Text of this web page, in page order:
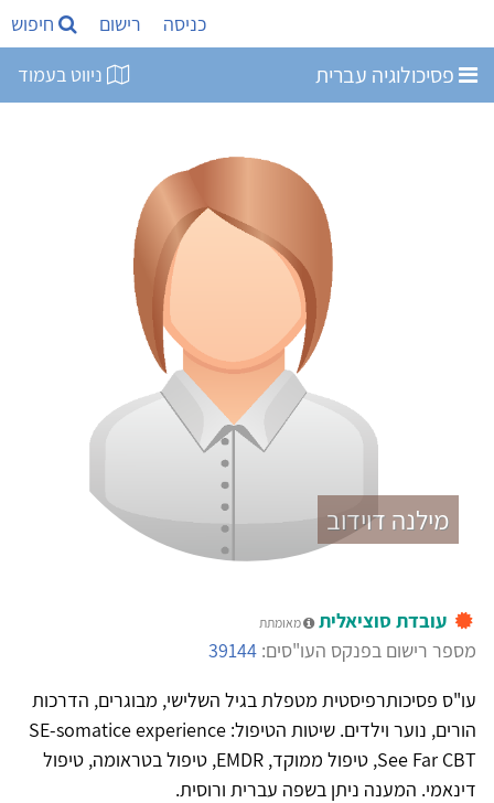
כניסה רישום חיפוש
פסיכולוגיה עברית ניווט בעמוד
מילנה דוידוב
עובדת סוציאלית מאומתת
מספר רישום בפנקס העו"סים: 39144
עו"ס פסיכותרפיסטית מטפלת בגיל השלישי, מבוגרים, הדרכות
הורים, נוער וילדים. שיטות הטיפול: SE-somatice experience
See Far CBT, טיפול ממוקד, EMDR, טיפול בטראומה, טיפול
דינאמי. המענה ניתן בשפה עברית ורוסית.